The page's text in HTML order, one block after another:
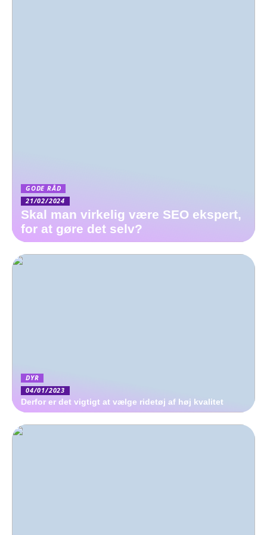
GODE RÅD
21/02/2024
Skal man virkelig være SEO ekspert,
for at gøre det selv?
DYR
04/01/2023
Derfor er det vigtigt at vælge ridetøj af høj kvalitet